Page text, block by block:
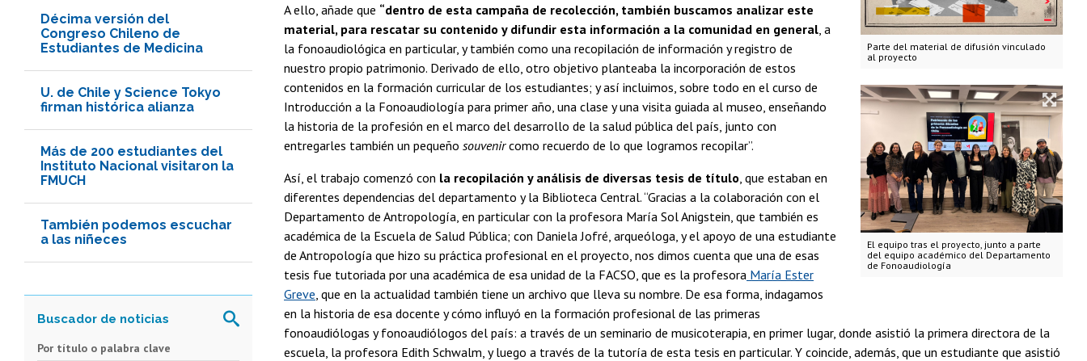
Décima versión del
Congreso Chileno de
Estudiantes de Medicina
U. de Chile y Science Tokyo
firman histórica alianza
Más de 200 estudiantes del
Instituto Nacional visitaron la
FMUCH
También podemos escuchar
a las niñeces
Parte del material de difusión vinculado
al proyecto
El equipo tras el proyecto, junto a parte
del equipo académico del Departamento
de Fonoaudiología
A ello, añade que “dentro de esta campaña de recolección, también buscamos analizar este
material, para rescatar su contenido y difundir esta información a la comunidad en general , a
la fonoaudiológica en particular, y también como una recopilación de información y registro de
nuestro propio patrimonio. Derivado de ello, otro objetivo planteaba la incorporación de estos
contenidos en la formación curricular de los estudiantes; y así incluimos, sobre todo en el curso de
Introducción a la Fonoaudiología para primer año, una clase y una visita guiada al museo, enseñando
la historia de la profesión en el marco del desarrollo de la salud pública del país, junto con
entregarles también un pequeño souvenircomo recuerdo de lo que logramos recopilar”.
Así, el trabajo comenzó con la recopilación y análisis de diversas tesis de título , que estaban en
diferentes dependencias del departamento y la Biblioteca Central. “Gracias a la colaboración con el
Departamento de Antropología, en particular con la profesora María Sol Anigstein, que también es
académica de la Escuela de Salud Pública; con Daniela Jofré, arqueóloga, y el apoyo de una estudiante
de Antropología que hizo su práctica profesional en el proyecto, nos dimos cuenta que una de esas
tesis fue tutoriada por una académica de esa unidad de la FACSO, que es la profesora María Ester
Greve , que en la actualidad también tiene un archivo que lleva su nombre. De esa forma, indagamos
en la historia de esa docente y cómo influyó en la formación profesional de las primeras
fonoaudiólogas y fonoaudiólogos del país: a través de un seminario de musicoterapia, en primer lugar, donde asistió la primera directora de la
escuela, la profesora Edith Schwalm, y luego a través de la tutoría de esta tesis en particular. Y coincide, además, que un estudiante que asistió
Por título o palabra clave